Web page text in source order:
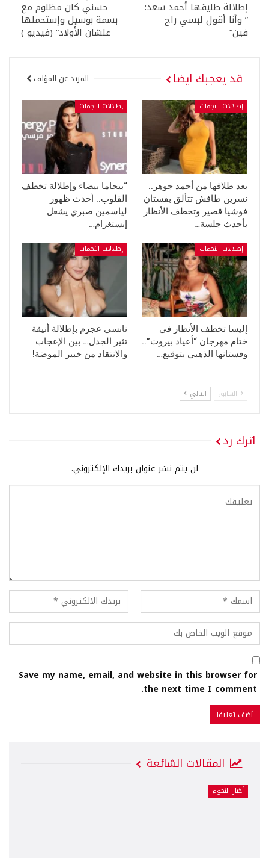
إطلالة طليقها أحمد سعد:
” وأنا أقول لبسي راح
فين”
حسني كان مظلوم مع
بسمة بوسيل وإستحملها
علشان الأولاد” (فيديو )
قد يعجبك ايضا المزيد عن المؤلف
إطلالات النجمات
بعد طلاقها من أحمد جوهر..
نسرين طافش تتألق بفستان
فوشيا قصير وتخطف الأنظار
بأحدث جلسة…
إطلالات النجمات
“بيجاما بيضاء وإطلالة تخطف
القلوب.. أحدث ظهور
لياسمين صبري يشعل
إنستغرام…
إطلالات النجمات
إليسا تخطف الأنظار في
ختام مهرجان “أعياد بيروت”..
وفستانها الذهبي بتوقيع…
إطلالات النجمات
نانسي عجرم بإطلالة أنيقة
تثير الجدل… بين الإعجاب
والانتقاد من خبير الموضة!
السابق التالي
اترك رد
لن يتم نشر عنوان بريدك الإلكتروني.
Save my name, email, and website in this browser for
the next time I comment.
المقالات الشائعة
أخبار النجوم